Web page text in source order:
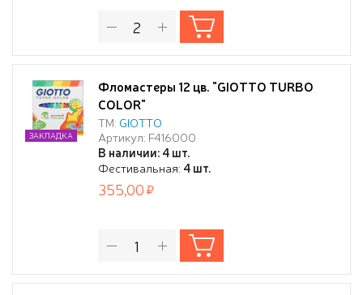
Фломастеры 12 цв. "GIOTTO TURBO
COLOR"
ТМ: GIOTTO
Артикул: F416000
В наличии: 4 шт.
Фестивальная: 4 шт.
ЗАКЛАДКА
355,00